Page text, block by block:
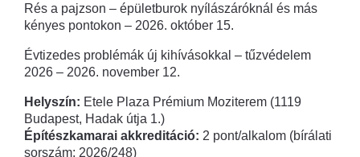
Rés a pajzson – épületburok nyílászáróknál és más
kényes pontokon – 2026. október 15.
Évtizedes problémák új kihívásokkal – tűzvédelem
2026 – 2026. november 12.
Helyszín: Etele Plaza Prémium Moziterem (1119
Budapest, Hadak útja 1.)
Építészkamarai akkreditáció: 2 pont/alkalom (bírálati
sorszám: 2026/248)